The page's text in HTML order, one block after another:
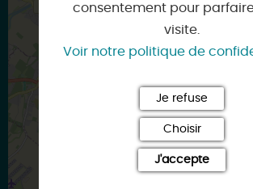
AMILLY
consentement pour
visite.
Voir notre politique de
Je refuse
Choisir
J'accepte